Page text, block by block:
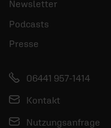
Newsletter
Podcasts
Presse
06441 957-1414
Kontakt
Nutzungsanfrage